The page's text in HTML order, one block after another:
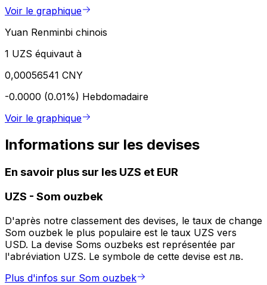
Voir le graphique
Yuan Renminbi chinois
1 UZS équivaut à
0,00056541 CNY
-0.0000 (0.01%) Hebdomadaire
Voir le graphique
Informations sur les devises
En savoir plus sur les UZS et EUR
UZS - Som ouzbek
D'après notre classement des devises, le taux de change
Som ouzbek le plus populaire est le taux UZS vers
USD. La devise Soms ouzbeks est représentée par
l'abréviation UZS. Le symbole de cette devise est лв.
Plus d'infos sur Som ouzbek